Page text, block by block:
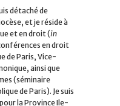
détaché de
et je réside à
et en droit (in
en droit
de Paris, Vice-
ainsi que
(séminaire
de Paris). Je suis
la Province Ile-